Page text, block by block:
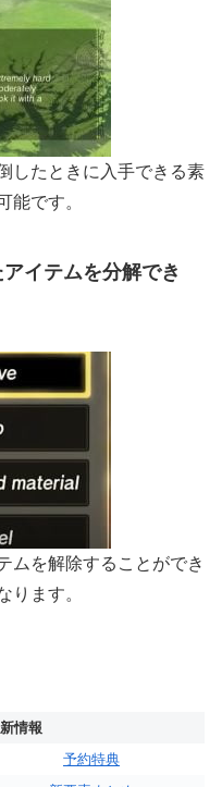
したときに入手できる素
能です。
イテムを分解でき
ムを解除することができ
ります。
情報
予約特典